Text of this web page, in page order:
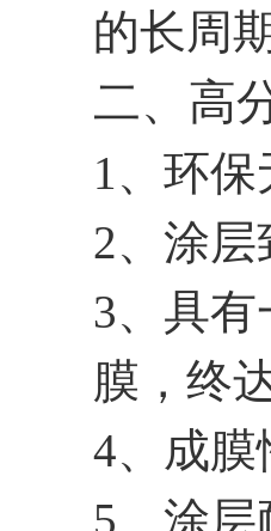
的长周
二、高
1、环
2、涂
3、具
膜，终
4、成
5、涂